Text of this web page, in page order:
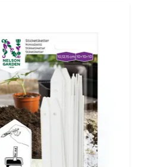
kraftigare redskap ett bättre val.
av krukväxter